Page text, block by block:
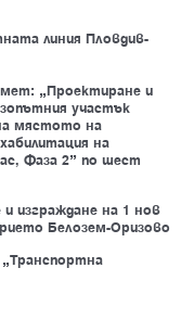
линия Пловдив-
„Проектиране и
участък
мястото на
на
Фаза 2” по шест
изграждане на 1 нов
Белозем-Оризово